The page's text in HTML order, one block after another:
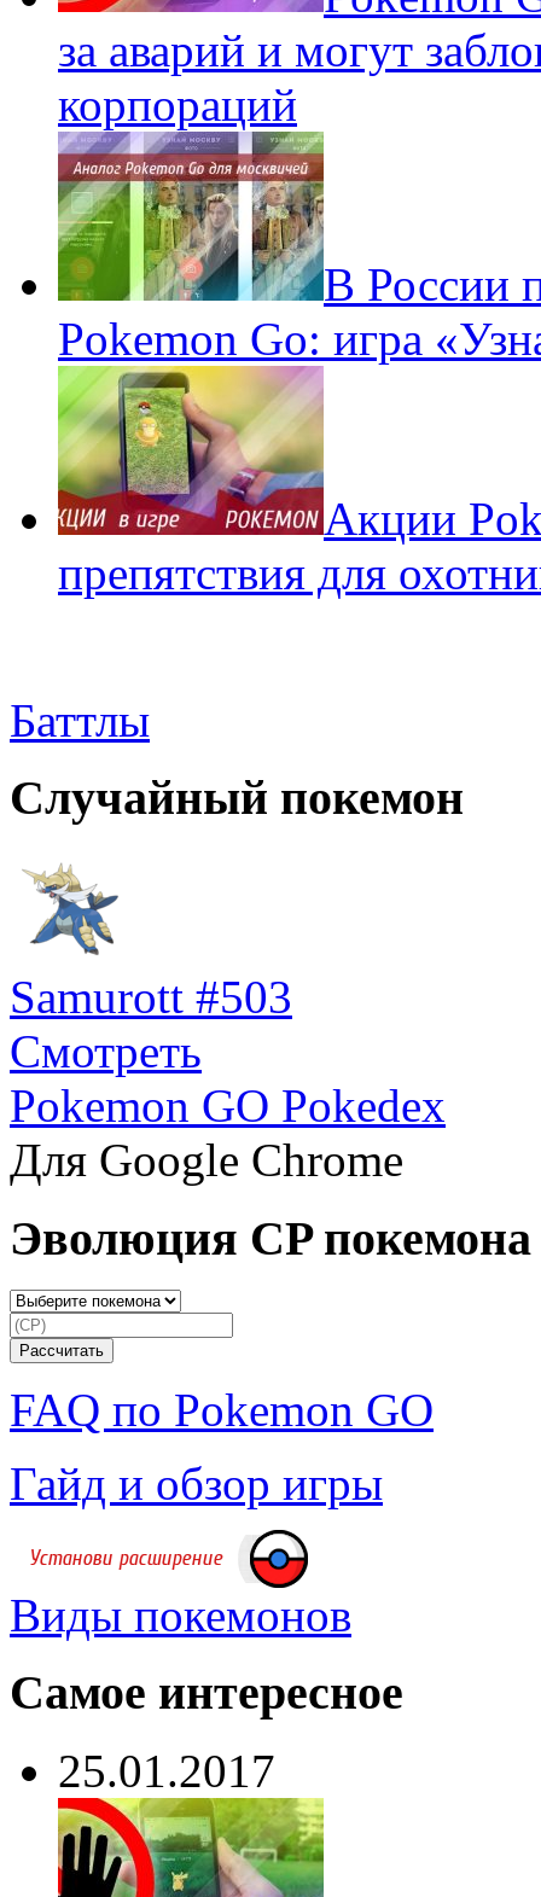
за аварий и могут
корпораций
В России
Pokemon Go: игра
Акции
препятствия для
Баттлы
Случайный покемон
Samurott #503
Смотреть
Pokemon GO Pokedex
Для Google Chrome
Эволюция CP покемона
FAQ по Pokemon GO
Гайд и обзор игры
Виды покемонов
Самое интересное
25.01.2017